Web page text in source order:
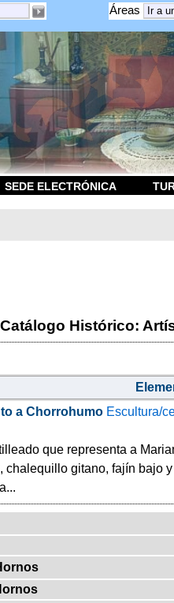
Áreas
SEDE ELECTRÓNICA
Catálogo Histórico:
a Chorrohumo Escultura/
que representa a
chalequillo gitano, fajín bajo